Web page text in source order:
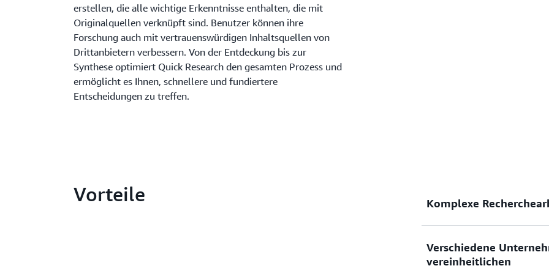
erstellen, die alle wichtige Erkenntnisse enthalten, die mit
Originalquellen verknüpft sind. Benutzer können ihre
Forschung auch mit vertrauenswürdigen Inhaltsquellen von
Drittanbietern verbessern. Von der Entdeckung bis zur
Synthese optimiert Quick Research den gesamten Prozess und
ermöglicht es Ihnen, schnellere und fundiertere
Entscheidungen zu treffen.
Vorteile Komplexe
Verkürzen Sie die Zeit bis
Agenten, die entwickelt
Verschiedene
vereinheitlichen